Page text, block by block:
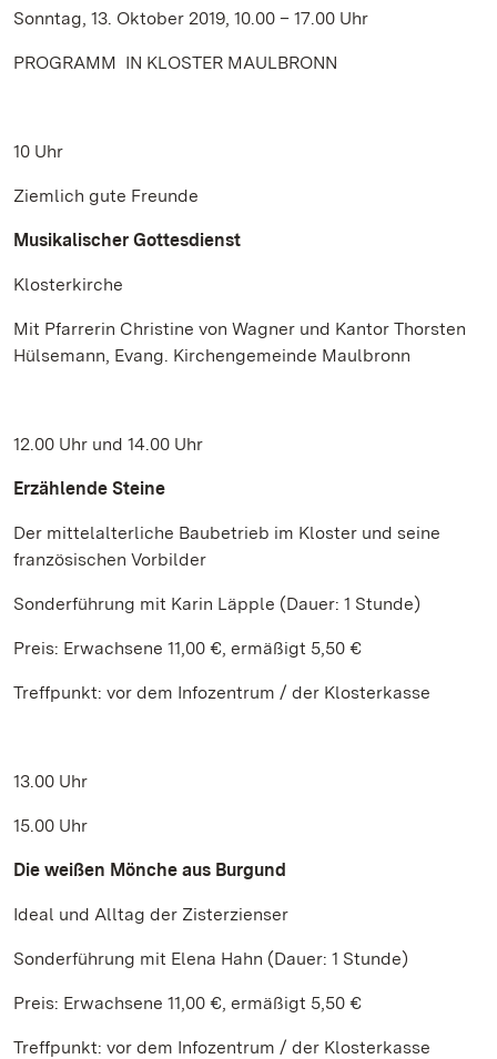
Sonntag, 13. Oktober 2019, 10.00 – 17.00 Uhr
PROGRAMM IN KLOSTER MAULBRONN
10 Uhr
Ziemlich gute Freunde
Musikalischer Gottesdienst
Klosterkirche
Mit Pfarrerin Christine von Wagner und Kantor Thorsten
Hülsemann, Evang. Kirchengemeinde Maulbronn
12.00 Uhr und 14.00 Uhr
Erzählende Steine
Der mittelalterliche Baubetrieb im Kloster und seine
französischen Vorbilder
Sonderführung mit Karin Läpple (Dauer: 1 Stunde)
Preis: Erwachsene 11,00 €, ermäßigt 5,50 €
Treffpunkt: vor dem Infozentrum / der Klosterkasse
13.00 Uhr
15.00 Uhr
Die weißen Mönche aus Burgund
Ideal und Alltag der Zisterzienser
Sonderführung mit Elena Hahn (Dauer: 1 Stunde)
Preis: Erwachsene 11,00 €, ermäßigt 5,50 €
Treffpunkt: vor dem Infozentrum / der Klosterkasse